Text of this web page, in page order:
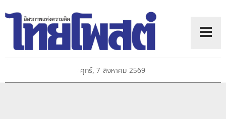
ศุกร์, 7 สิงหาคม 2569